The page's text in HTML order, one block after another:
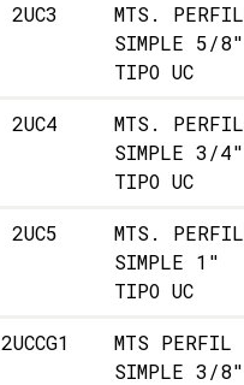
2UC3
MTS. PERFIL
SIMPLE 5/8"
TIPO UC
2UC4
MTS. PERFIL
SIMPLE 3/4"
TIPO UC
2UC5
MTS. PERFIL
SIMPLE 1"
TIPO UC
2UCCG1
MTS PERFIL
SIMPLE 3/8"